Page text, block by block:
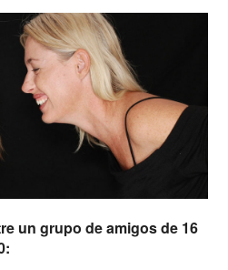
un grupo de amigos de 16